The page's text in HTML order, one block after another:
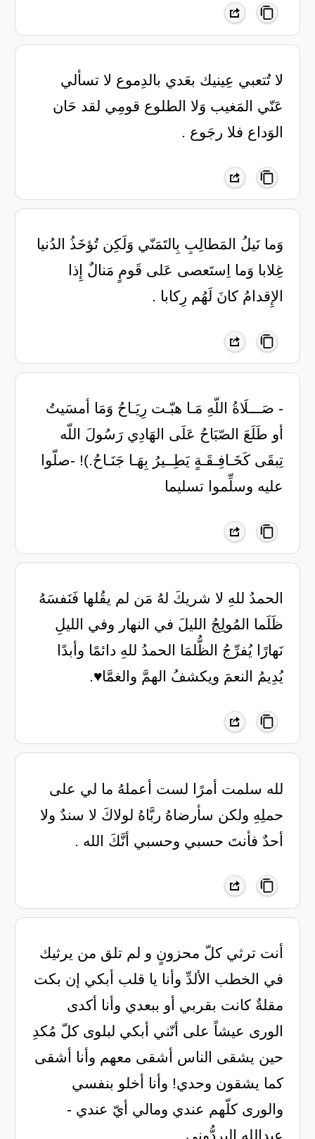
لا تُتعبي عِينيك بعَدي بالدِموع لا تسألي
عَنّي المَغيب وَلا الطلوع قومِي لقد حَان
الوَداع فلا رجَوع .
وَما نَيلُ المَطالِبِ بِالتَمَنّي ‏وَلَكِن تُؤخَذُ الدُنيا
غِلابا ‏وَما اِستَعصى عَلى قَومٍ مَنالٌ ‏إِذا
الإِقدامُ كانَ لَهُم رِكابا .
- صَـــلَاةُ اللّهِ مَـا هبّـت رِيَـاحُ وَمَا أمسَيتُ
أو طَلَعَ الصّبَاحُ عَلَى الهَادِي رَسُولَ اللّه
تِبقَى كَخَـافِـقَـةٍ يَطِــيرُ بِهَـا جَنَـاحُ.)! -صلّوا
عليه وسلِّموا تسليما
الحمدُ للهِ لا شريكَ لهُ مَن لم يقُلها فَنَفسَهُ
ظَلَما المُولِجُ الليلَ في النهار وفي الليلِ
نَهارًا يُفرِّجُ الظُّلمَا الحمدُ للهِ دائمًا وأبدًا
يُدِيمُ النعمَ ويكشفُ الهمَّ والغمَّا♥️.
لله سلمت أمرًا لست أعملهُ ‏ما لي على
حملِهِ ولكن سأرضاهُ ‏ربَّاهُ لولاكَ لا سندٌ ولا
أحدٌ ‏فأنتَ حسبي وحسبي أنَّكَ الله .
‏أنت ترثي كلّ محزونٍ و لم تلق من يرثيك
في الخطب الألدِّ وأنا يا قلب أبكي إن بكت
مقلةٌ كانت بقربي أو ببعدي وأنا أكدى
الورى عيشاً على أنّني أبكي لبلوى كلّ مُكدِ
حين يشقى الناس أشقى معهم وأنا أشقى
كما يشقون وحدي! وأنا أخلو بنفسي
والورى كلّهم عندي ومالي أيّ عندي -
عبدالله البردُّوني